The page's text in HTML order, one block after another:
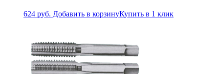
624 руб. Добавить в корзинуКупить в 1 клик